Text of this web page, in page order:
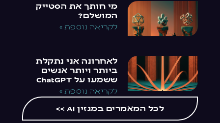
מי חותך את הסטייק
המושלם?
לקריאה נוספת »
לאחרונה אני נתקלת
ביותר ויותר אנשים
ששמעו על ChatGPT
לקריאה נוספת »
לכל המאמרים במגזין AI >>